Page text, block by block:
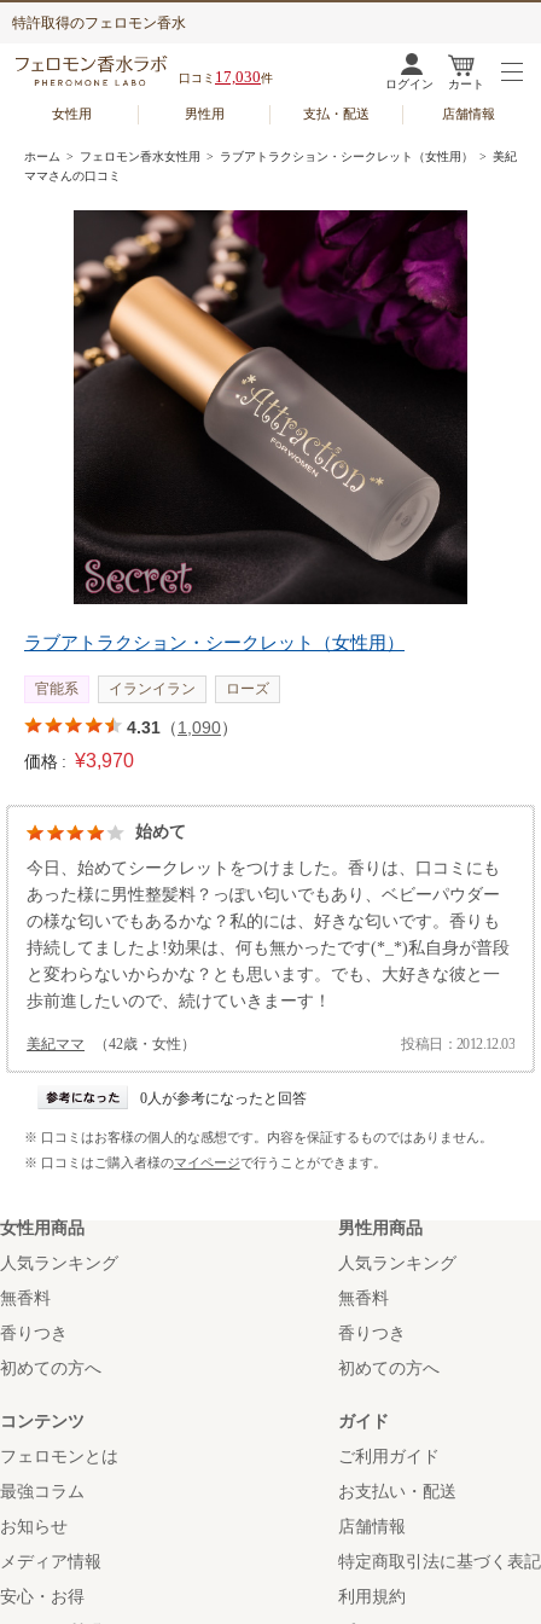
特許取得のフェロモン香水
口コミ 17,030件 ログイン カート
女性用 男性用 支払・配送 店舗情報
ホーム > フェロモン香水女性用 > ラブアトラクション・シークレット（女性用）
> 美紀
ママさんの口コミ
ラブアトラクション・シークレット（女性用）
官能系 イランイラン ローズ
4.31 （1,090）
価格 : ¥3,970
始めて
今日、始めてシークレットをつけました。香りは、口コミにも
あった様に男性整髪料？っぽい匂いでもあり、ベビーパウダー
の様な匂いでもあるかな？私的には、好きな匂いです。香りも
持続してましたよ!効果は、何も無かったです(*_*)私自身が普段
と変わらないからかな？とも思います。でも、大好きな彼と一
歩前進したいので、続けていきまーす！
美紀ママ （42歳・女性） 投稿日：2012.12.03
0人が参考になったと回答
※ 口コミはお客様の個人的な感想です。内容を保証するものではありません。
※ 口コミはご購入者様のマイページで行うことができます。
女性用商品
人気ランキング
無香料
香りつき
初めての方へ
男性用商品
人気ランキング
無香料
香りつき
初めての方へ
コンテンツ
フェロモンとは
最強コラム
お知らせ
メディア情報
安心・お得
ガイド
ご利用ガイド
お支払い・配送
店舗情報
特定商取引法に基づく表記
利用規約